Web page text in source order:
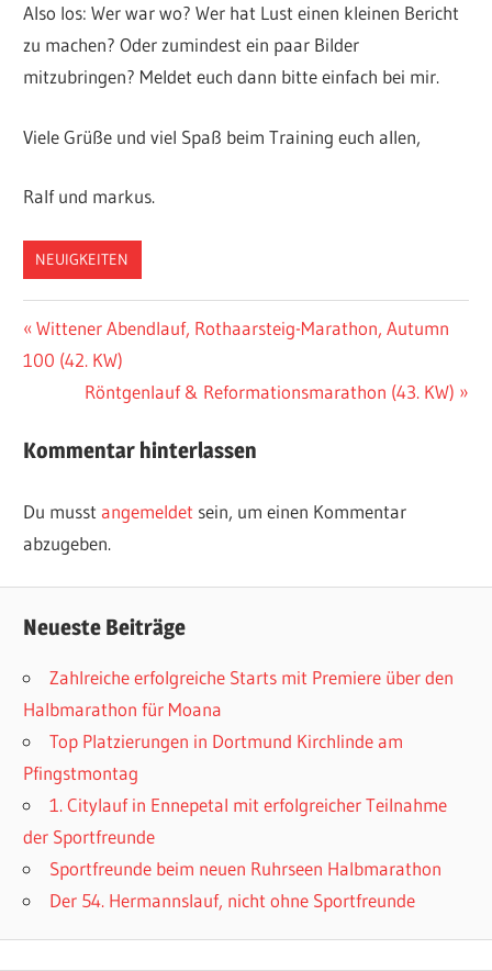
Also los: Wer war wo? Wer hat Lust einen kleinen Bericht
zu machen? Oder zumindest ein paar Bilder
mitzubringen? Meldet euch dann bitte einfach bei mir.
Viele Grüße und viel Spaß beim Training euch allen,
Ralf und markus.
NEUIGKEITEN
Beitragsnavigation
Vorheriger
Beitrag:
Wittener Abendlauf, Rothaarsteig-Marathon, Autumn
100 (42. KW)
Nächster
Röntgenlauf & Reformationsmarathon (43. KW)
Kommentar hinterlassen
Du musstangemeldet sein, um einen Kommentar
abzugeben.
Neueste Beiträge
Zahlreiche erfolgreiche Starts mit Premiere über den
Halbmarathon für Moana
Top Platzierungen in Dortmund Kirchlinde am
Pfingstmontag
1. Citylauf in Ennepetal mit erfolgreicher Teilnahme
der Sportfreunde
Sportfreunde beim neuen Ruhrseen Halbmarathon
Der 54. Hermannslauf, nicht ohne Sportfreunde